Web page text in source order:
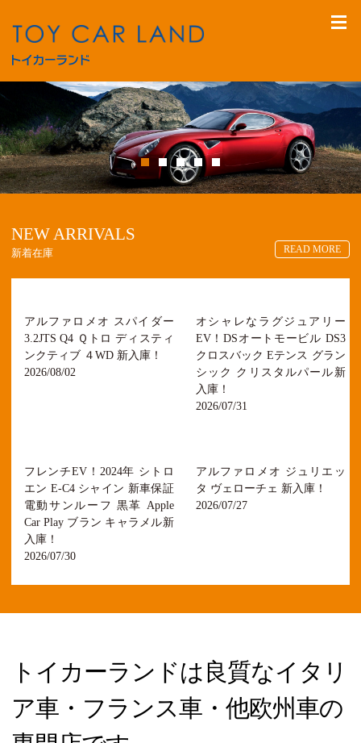
NEW ARRIVALS
READ MORE
アルファロメオ スパイダー
3.2JTS Q4 Ｑトロ ディスティ
ンクティブ ４WD 新入庫！
2026/08/02
オシャレなラグジュアリー
EV！DSオートモービル DS3
クロスバック Eテンス グラン
シック クリスタルパール新
入庫！
2026/07/31
フレンチEV！2024年 シトロ
エン E-C4 シャイン 新車保証
電動サンルーフ 黒革 Apple
Car Play ブラン キャラメル新
入庫！
2026/07/30
アルファロメオ ジュリエッ
タ ヴェローチェ 新入庫！
2026/07/27
トイカーランドは良質なイタリ
ア車・フランス車・他欧州車の